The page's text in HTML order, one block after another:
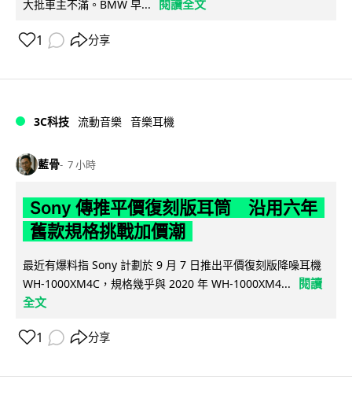
大批車主不滿。BMW 早... 閱讀全文
1 分享
3C科技 流動音樂 音樂耳機
藍骨 7 小時
Sony 傳推平價復刻版耳筒 沿用六年
舊款規格挑戰加價潮
最近有爆料指 Sony 計劃於 9 月 7 日推出平價復刻版降噪耳機
WH-1000XM4C，規格幾乎與 2020 年 WH-1000XM4...
閱讀
全文
1 分享